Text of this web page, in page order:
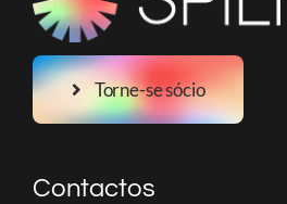
Torne-se sócio
Contactos